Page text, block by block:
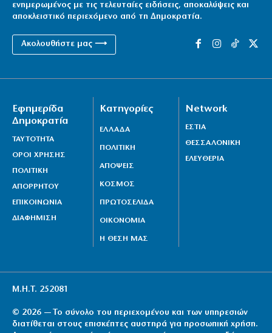
ενημερωμένος με τις τελευταίες ειδήσεις, αποκαλύψεις και
αποκλειστικό περιεχόμενο από τη Δημοκρατία.
Ακολουθήστε μας ⟶
Εφημερίδα
Δημοκρατία
ΤΑΥΤΟΤΗΤΑ
ΟΡΟΙ ΧΡΗΣΗΣ
ΠΟΛΙΤΙΚΗ
ΑΠΟΡΡΗΤΟΥ
ΕΠΙΚΟΙΝΩΝΙΑ
ΔΙΑΦΗΜΙΣΗ
Κατηγορίες
ΕΛΛΑΔΑ
ΠΟΛΙΤΙΚΗ
ΑΠΟΨΕΙΣ
ΚΟΣΜΟΣ
ΠΡΩΤΟΣΕΛΙΔΑ
ΟΙΚΟΝΟΜΙΑ
Η ΘΕΣΗ ΜΑΣ
Network
ΕΣΤΙΑ
ΘΕΣΣΑΛΟΝΙΚΗ
ΕΛΕΥΘΕΡΙΑ
Μ.Η.Τ. 252081
© 2026 — Το σύνολο του περιεχομένου και των υπηρεσιών
διατίθεται στους επισκέπτες αυστηρά για προσωπική χρήση.